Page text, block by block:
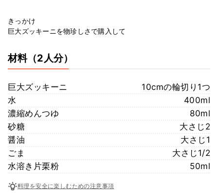
きっかけ
巨大ズッキーニを物珍しさで購入して
材料（2人分）
巨大ズッキーニ
10cmの輪切り1つ
水
400ml
濃縮めんつゆ
80ml
砂糖
大さじ2
醤油
大さじ1
ごま
大さじ1/2
水溶き片栗粉
50ml
料理を安全に楽しむための注意事項